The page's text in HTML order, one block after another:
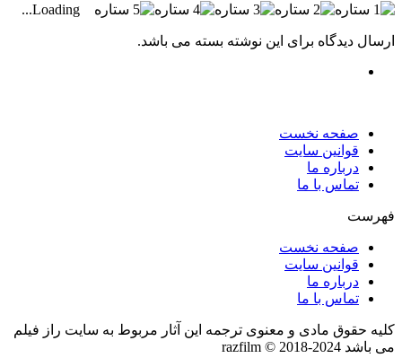
Loading...
ارسال دیدگاه برای این نوشته بسته می باشد.
صفحه نخست
قوانین سایت
درباره ما
تماس با ما
فهرست
صفحه نخست
قوانین سایت
درباره ما
تماس با ما
کلیه حقوق مادی و معنوی ترجمه این آثار مربوط به سایت راز فیلم
می باشد razfilm © 2018-2024